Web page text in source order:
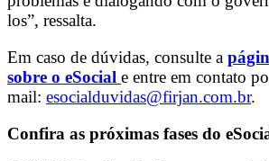
los”, ressalta.
Em caso de dúvidas, consulte a
sobre o eSocial e entre em contato
mail: esocialduvidas@firjan.com.br.
Confira as próximas fases do